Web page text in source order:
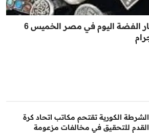
تحديثات جديدة لأسعار الفضة اليوم في مصر الخميس 6
الشرطة الكورية تقتحم مكاتب اتحاد كرة
القدم للتحقيق في مخالفات مزعومة